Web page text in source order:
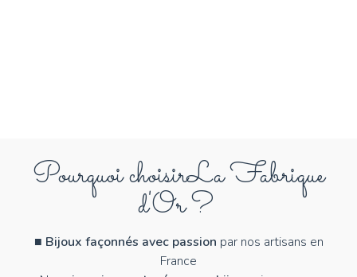
Pourquoi choisirLa Fabrique
d'Or ?
■ Bijoux façonnés avec passion par nos artisans en
France